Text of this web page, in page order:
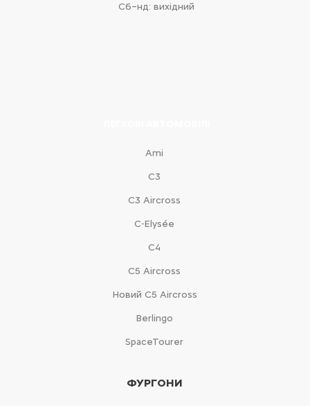
Сб–нд: вихідний
Ami
С3
С3 Aircross
C-Elysée
С4
С5 Aircross
Новий С5 Aircross
Berlingo
SpaceTourer
ФУРГОНИ